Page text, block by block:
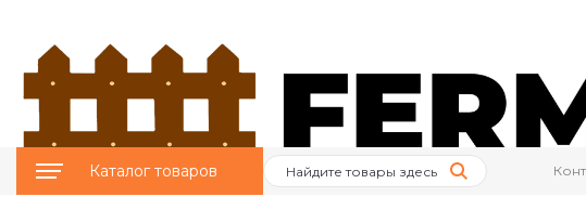
Каталог товаров